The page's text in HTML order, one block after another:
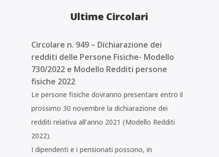
Ultime Circolari
Circolare n. 949 – Dichiarazione dei
redditi delle Persone Fisiche- Modello
730/2022 e Modello Redditi persone
fisiche 2022
Le persone fisiche dovranno presentare entro il
prossimo 30 novembre la dichiarazione dei
redditi relativa all’anno 2021 (Modello Redditi
2022).
I dipendenti e i pensionati possono, in